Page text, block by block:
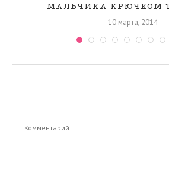
МАЛЬЧИКА КРЮЧКОМ
10 марта, 2014